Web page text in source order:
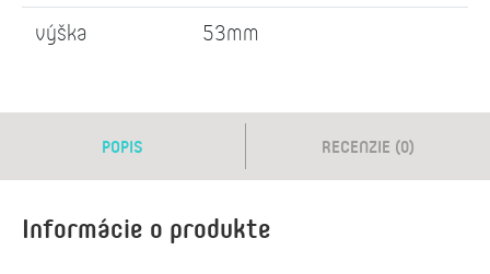
výška
53mm
POPIS RECENZIE (0)
Informácie o produkte